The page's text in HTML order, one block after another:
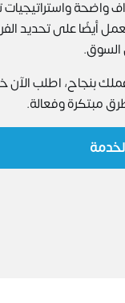
واستراتيجيات
أيضًا على تحديد
السوق.
بنجاح، اطلب الآن
مبتكرة وفعالة.